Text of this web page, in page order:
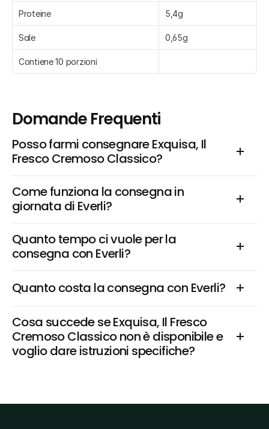
Proteine 5,4g
Sale 0,65g
Contiene 10 porzioni
Domande Frequenti
Posso farmi consegnare Exquisa, Il
Fresco Cremoso Classico?
Come funziona la consegna in
giornata di Everli?
Quanto tempo ci vuole per la
consegna con Everli?
Quanto costa la consegna con Everli?
Cosa succede se Exquisa, Il Fresco
Cremoso Classico non è disponibile e
voglio dare istruzioni specifiche?